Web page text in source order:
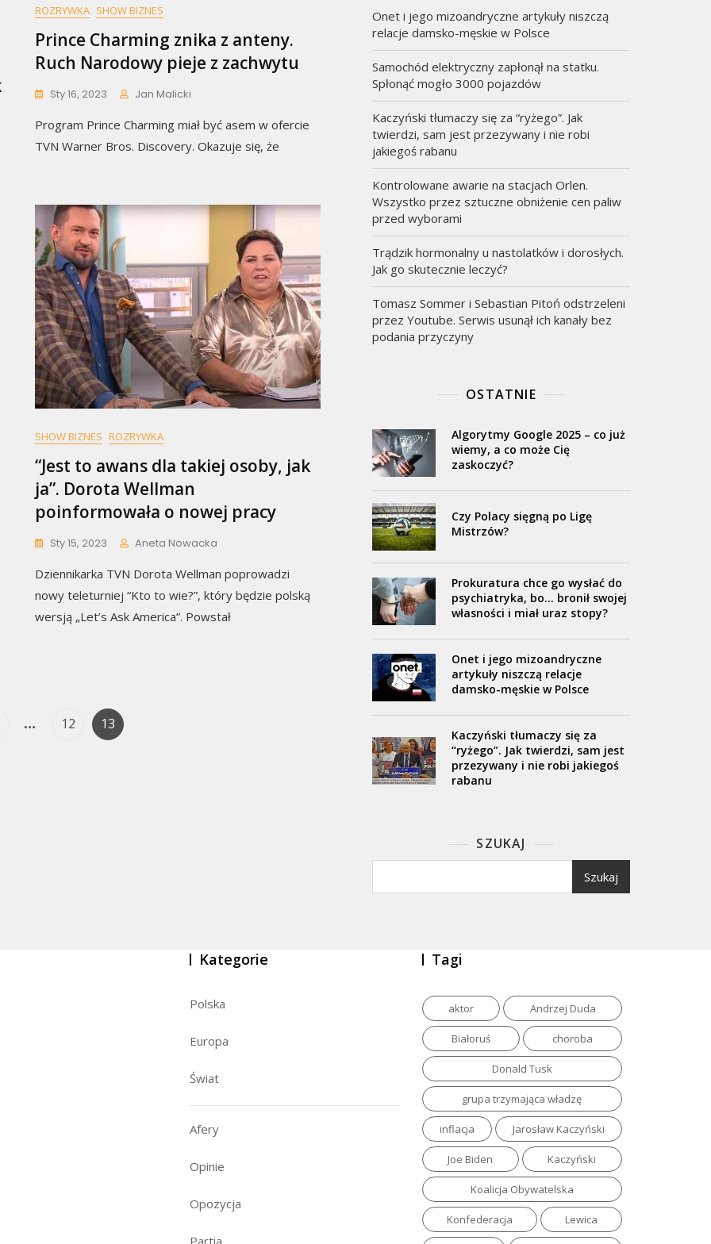
ROZRYWKA SHOW BIZNES
Prince Charming znika z anteny.
Ruch Narodowy pieje z zachwytu
Sty 16, 2023 Jan Malicki
Program Prince Charming miał być asem w ofercie
TVN Warner Bros. Discovery. Okazuje się, że
SHOW BIZNES ROZRYWKA
“Jest to awans dla takiej osoby, jak
ja”. Dorota Wellman
poinformowała o nowej pracy
Sty 15, 2023 Aneta Nowacka
Dziennikarka TVN Dorota Wellman poprowadzi
nowy teleturniej “Kto to wie?”, który będzie polską
wersją „Let’s Ask America”. Powstał
Nawigacja
… Page
12 Page
13
Onet i jego mizoandryczne artykuły niszczą
relacje damsko-męskie w Polsce
Samochód elektryczny zapłonął na statku.
Spłonąć mogło 3000 pojazdów
Kaczyński tłumaczy się za “ryżego”. Jak
twierdzi, sam jest przezywany i nie robi
jakiegoś rabanu
Kontrolowane awarie na stacjach Orlen.
Wszystko przez sztuczne obniżenie cen paliw
przed wyborami
Trądzik hormonalny u nastolatków i dorosłych.
Jak go skutecznie leczyć?
Tomasz Sommer i Sebastian Pitoń odstrzeleni
przez Youtube. Serwis usunął ich kanały bez
podania przyczyny
OSTATNIE
Algorytmy Google 2025 – co już
wiemy, a co może Cię
zaskoczyć?
Czy Polacy sięgną po Ligę
Mistrzów?
Prokuratura chce go wysłać do
psychiatryka, bo… bronił swojej
własności i miał uraz stopy?
Onet i jego mizoandryczne
artykuły niszczą relacje
damsko-męskie w Polsce
Kaczyński tłumaczy się za
“ryżego”. Jak twierdzi, sam jest
przezywany i nie robi jakiegoś
rabanu
SZUKAJ
Szukaj
Kategorie
Polska
Europa
Świat
Afery
Opinie
Opozycja
Tagi
aktor Andrzej Duda
Białoruś choroba
Donald Tusk
grupa trzymająca władzę
inflacja Jarosław Kaczyński
Joe Biden Kaczyński
Koalicja Obywatelska
Konfederacja Lewica